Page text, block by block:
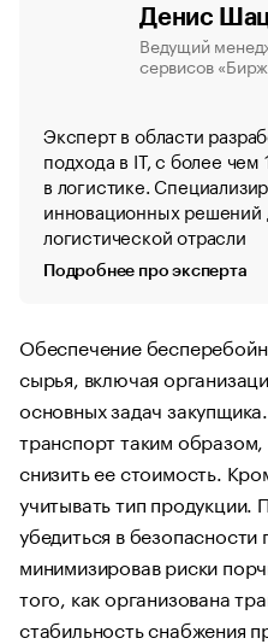
Денис
Ведущий
сервисов
Эксперт в области
подхода в IT, с более
в логистике.
инновационных решений
логистической отрасли
Подробнее про эксперта
Обеспечение
сырья, включая
основных задач
транспорт таким
снизить ее стоимость.
учитывать тип
убедиться в безопасности
минимизировав риски
того, как организована
стабильность снабжения